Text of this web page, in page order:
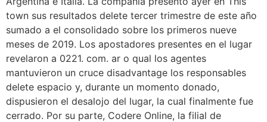
town sus resultados delete tercer trimestre de este año
sumado a el consolidado sobre los primeros nueve
meses de 2019. Los apostadores presentes en el lugar
revelaron a 0221. com. ar o qual los agentes
mantuvieron un cruce disadvantage los responsables
delete espacio y, durante un momento donado,
dispusieron el desalojo del lugar, la cual finalmente fue
cerrado. Por su parte, Codere Online, la filial de